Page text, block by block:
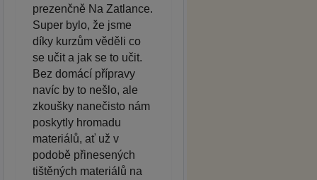
prezenčně Na Zatlance.
Super bylo, že jsme
díky kurzům věděli co
se učit a jak se to učit.
Bez domácí přípravy
navíc by to nešlo, ale
zkoušky nanečisto nám
poskytly hromadu
materiálů, ať už v
podobě přinesených
tištěných materiálů na